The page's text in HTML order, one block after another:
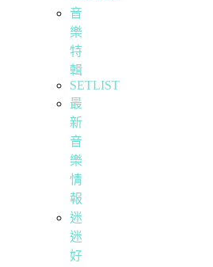
音
樂
特
輯
SETLIST
最
新
音
樂
情
報
迷
迷
好